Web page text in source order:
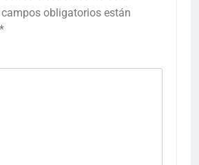
campos obligatorios están
*